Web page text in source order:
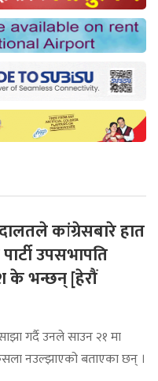
कांग्रेसबारे हात
उपसभापति
के भन्छन् [हेरौं
गर्दै उनले साउन २१ मा
नउल्झाएको बताएका छन् ।